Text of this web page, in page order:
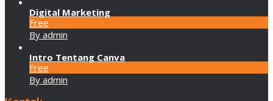
Digital Marketing
Free
By admin
Intro Tentang Canva
Free
By admin